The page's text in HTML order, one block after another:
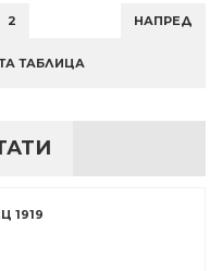
2 НАПРЕД
ТАБЛИЦА
1919